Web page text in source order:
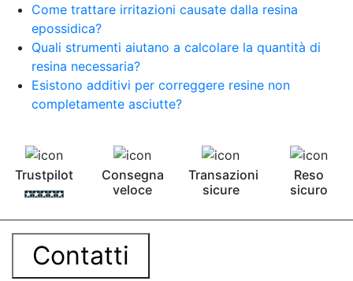
Come trattare irritazioni causate dalla resina
epossidica?
Quali strumenti aiutano a calcolare la quantità di
resina necessaria?
Esistono additivi per correggere resine non
completamente asciutte?
Trustpilot
Consegna
veloce
Transazioni
sicure
Reso
sicuro
Contatti